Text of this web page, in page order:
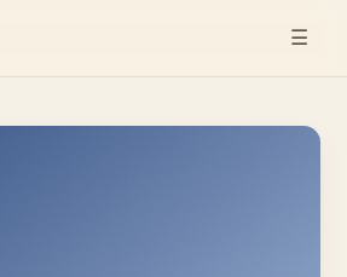
☰